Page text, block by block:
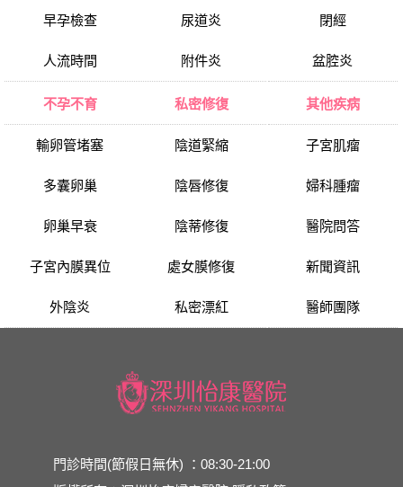
早孕檢查
人流時間
尿道炎
附件炎
閉經
盆腔炎
不孕不育
輸卵管堵塞
多囊卵巢
卵巢早衰
子宮內膜異位
外陰炎
私密修復
陰道緊縮
陰唇修復
陰蒂修復
處女膜修復
私密漂紅
其他疾病
子宮肌瘤
婦科腫瘤
醫院問答
新聞資訊
醫師團隊
門診時間(節假日無休) ：08:30-21:00